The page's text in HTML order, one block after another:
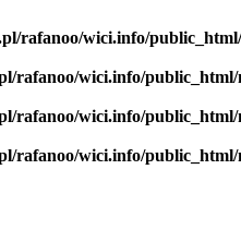
rafanoo/wici.info/
rafanoo/wici.info/public_html/
rafanoo/wici.info/public_html/
rafanoo/wici.info/public_html/